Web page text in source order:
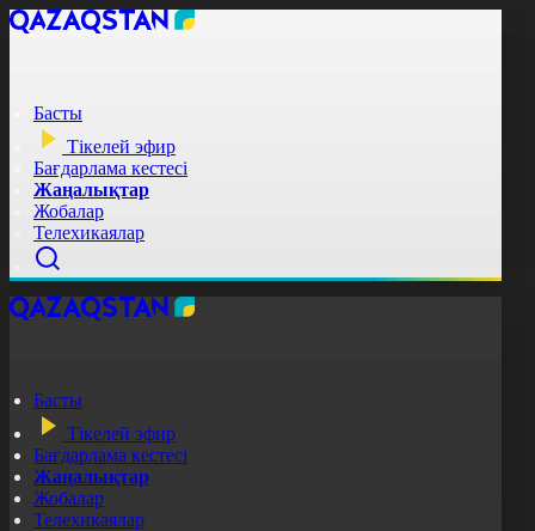
Басты
Тікелей эфир
Бағдарлама кестесі
Жаңалықтар
Жобалар
Телехикаялар
Басты
Тікелей эфир
Бағдарлама кестесі
Жаңалықтар
Жобалар
Телехикаялар